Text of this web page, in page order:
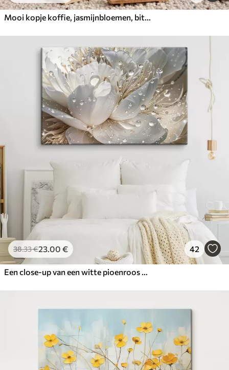
Mooi kopje koffie, jasmijnbloemen, bitterkoekjes, zachte aquarelkleuren
38.33€23.00 € 42
Een close-up van een witte pioenroos met waterdruppels op de bloemblaadjes, tegen een wazige achtergrond